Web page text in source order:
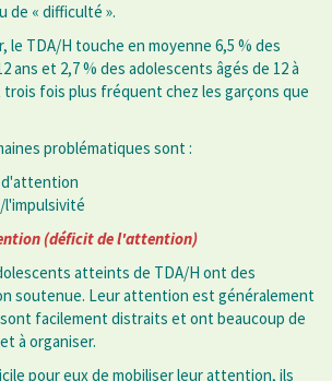
de « difficulté ».
le TDA/H touche en moyenne 6,5 % des
ans et 2,7 % des adolescents âgés de 12 à
trois fois plus fréquent chez les garçons que
problématiques sont :
d'attention
(déficit de l'attention)
atteints de TDA/H ont des
soutenue. Leur attention est généralement
facilement distraits et ont beaucoup de
à organiser.
pour eux de mobiliser leur attention, ils